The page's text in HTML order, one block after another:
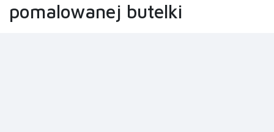
pomalowanej butelki